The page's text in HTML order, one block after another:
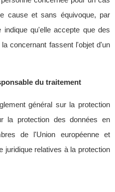
cause et sans équivoque, par
indique qu'elle accepte que des
concernant fassent l'objet d'un
du traitement
général sur la protection
la protection des données en
de l'Union européenne et
juridique relatives à la protection